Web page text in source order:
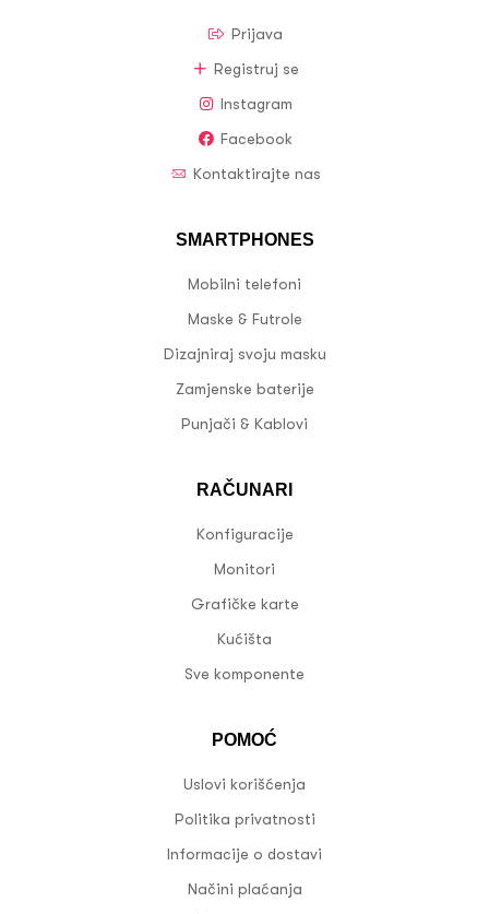
Prijava
Registruj se
Instagram
Facebook
Kontaktirajte nas
SMARTPHONES
Mobilni telefoni
Maske & Futrole
Dizajniraj svoju masku
Zamjenske baterije
Punjači & Kablovi
RAČUNARI
Konfiguracije
Monitori
Grafičke karte
Kućišta
Sve komponente
POMOĆ
Uslovi korišćenja
Politika privatnosti
Informacije o dostavi
Načini plaćanja